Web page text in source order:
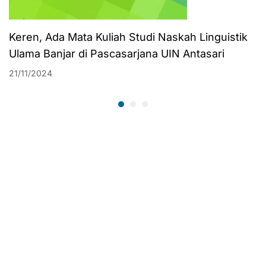
Keren, Ada Mata Kuliah Studi Naskah Linguistik
Ulama Banjar di Pascasarjana UIN Antasari
21/11/2024